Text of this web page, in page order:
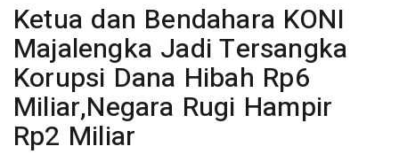
Ketua dan Bendahara KONI
Majalengka Jadi Tersangka
Korupsi Dana Hibah Rp6
Miliar,Negara Rugi Hampir
Rp2 Miliar